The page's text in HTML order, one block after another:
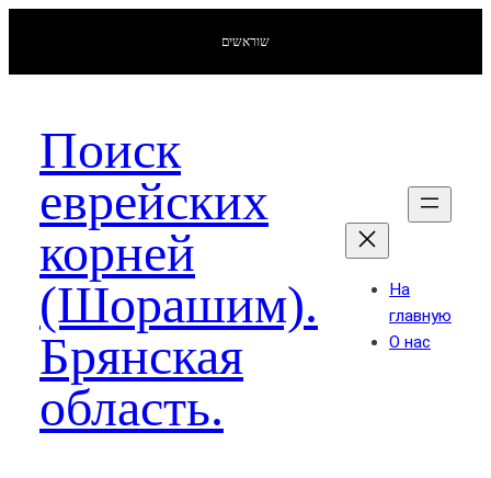
שוראשים
Поиск
еврейских
корней
(Шорашим).
Брянская
область.
На
главную
О нас